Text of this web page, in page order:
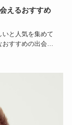
えるおすすめ
と人気を集めて
すすめの出会い